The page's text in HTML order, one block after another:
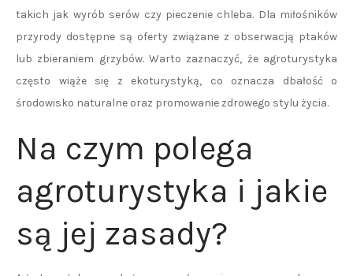
takich jak wyrób serów czy pieczenie chleba. Dla miłośników
przyrody dostępne są oferty związane z obserwacją ptaków
lub zbieraniem grzybów. Warto zaznaczyć, że agroturystyka
często wiąże się z ekoturystyką, co oznacza dbałość o
środowisko naturalne oraz promowanie zdrowego stylu życia.
Na czym polega
agroturystyka i jakie
są jej zasady?